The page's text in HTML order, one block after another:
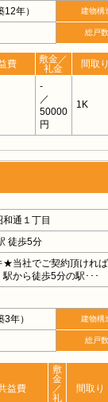
年） 建物構
総戸数
費
敷金／
礼金
間取り
-
／
50000
円
1K
通１丁目
徒歩5分
当社でご契約頂けれ
から徒歩5分の駅･･･
年） 建物構
総戸数
益費
敷
金
／
礼
間取り